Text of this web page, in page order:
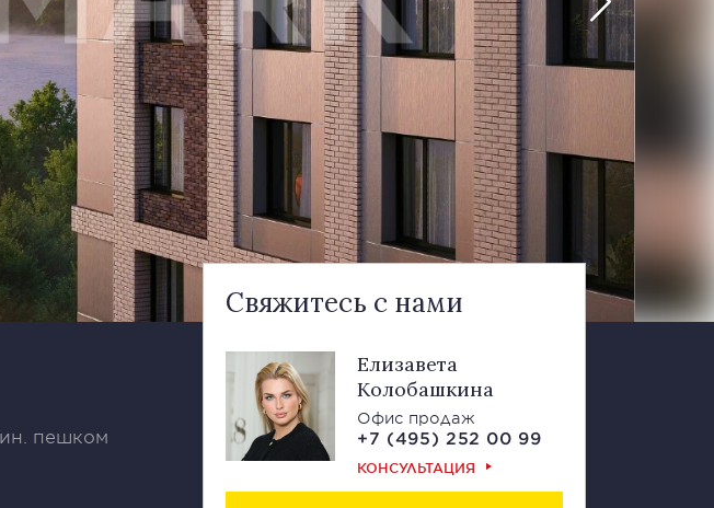
пешком
Свяжитесь с нами
Елизавета
Колобашкина
Офис продаж
+7 (495) 252 00 99
КОНСУЛЬТАЦИЯ